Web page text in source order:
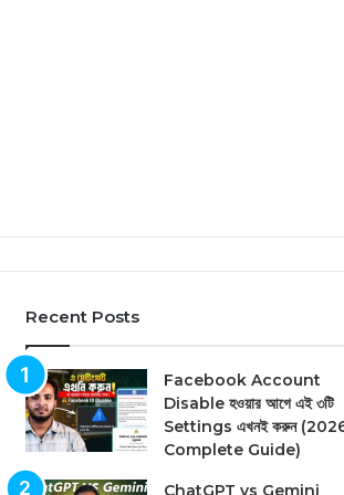
Recent Posts
Facebook Account
Disable হওয়ার আগে এই ৩টি
Settings এখনই করুন
Complete Guide)
ChatGPT vs Gemini